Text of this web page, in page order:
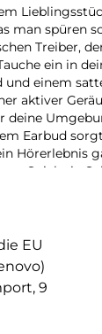
man spüren
Treiber,
ein in
einem
aktiver
deine
Earbud
Hörerlebnis
Spielzeit,
EU
9